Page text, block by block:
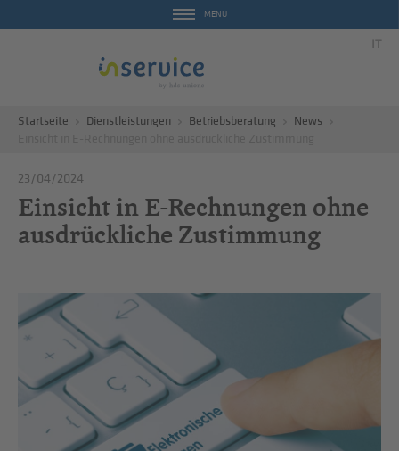
MENU
IT
Startseite Dienstleistungen Betriebsberatung
News
23/04/2024
Einsicht in E-Rechnungen ohne
ausdrückliche Zustimmung